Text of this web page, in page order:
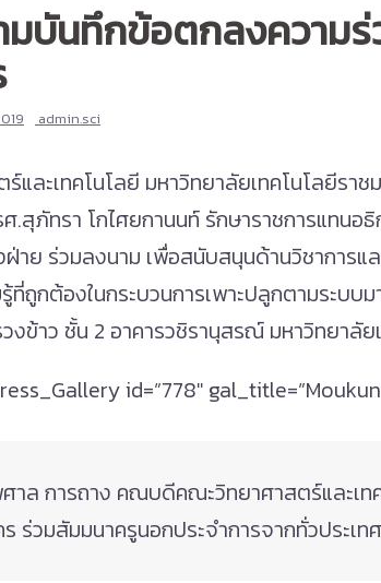
บันทึกข้อตกลงความ
admin.sci
และเทคโนโลยี มหาวิทยาลัยเทคโนโลยีร
.สุภัทรา โกไศยกานนท์ รักษาราชการแทน
าย ร่วมลงนาม เพื่อสนับสนุนด้านวิชากา
ที่ถูกต้องในกระบวนการเพาะปลูกตามระบ
งข้าว ชั้น 2 อาคารวชิรานุสรณ์ มหาวิทยาลั
id=”778″
าล การถาง คณบดีคณะวิทยาศาสตร์และเท
ร่วมสัมมนาครูนอกประจำการจากทั่วประเท